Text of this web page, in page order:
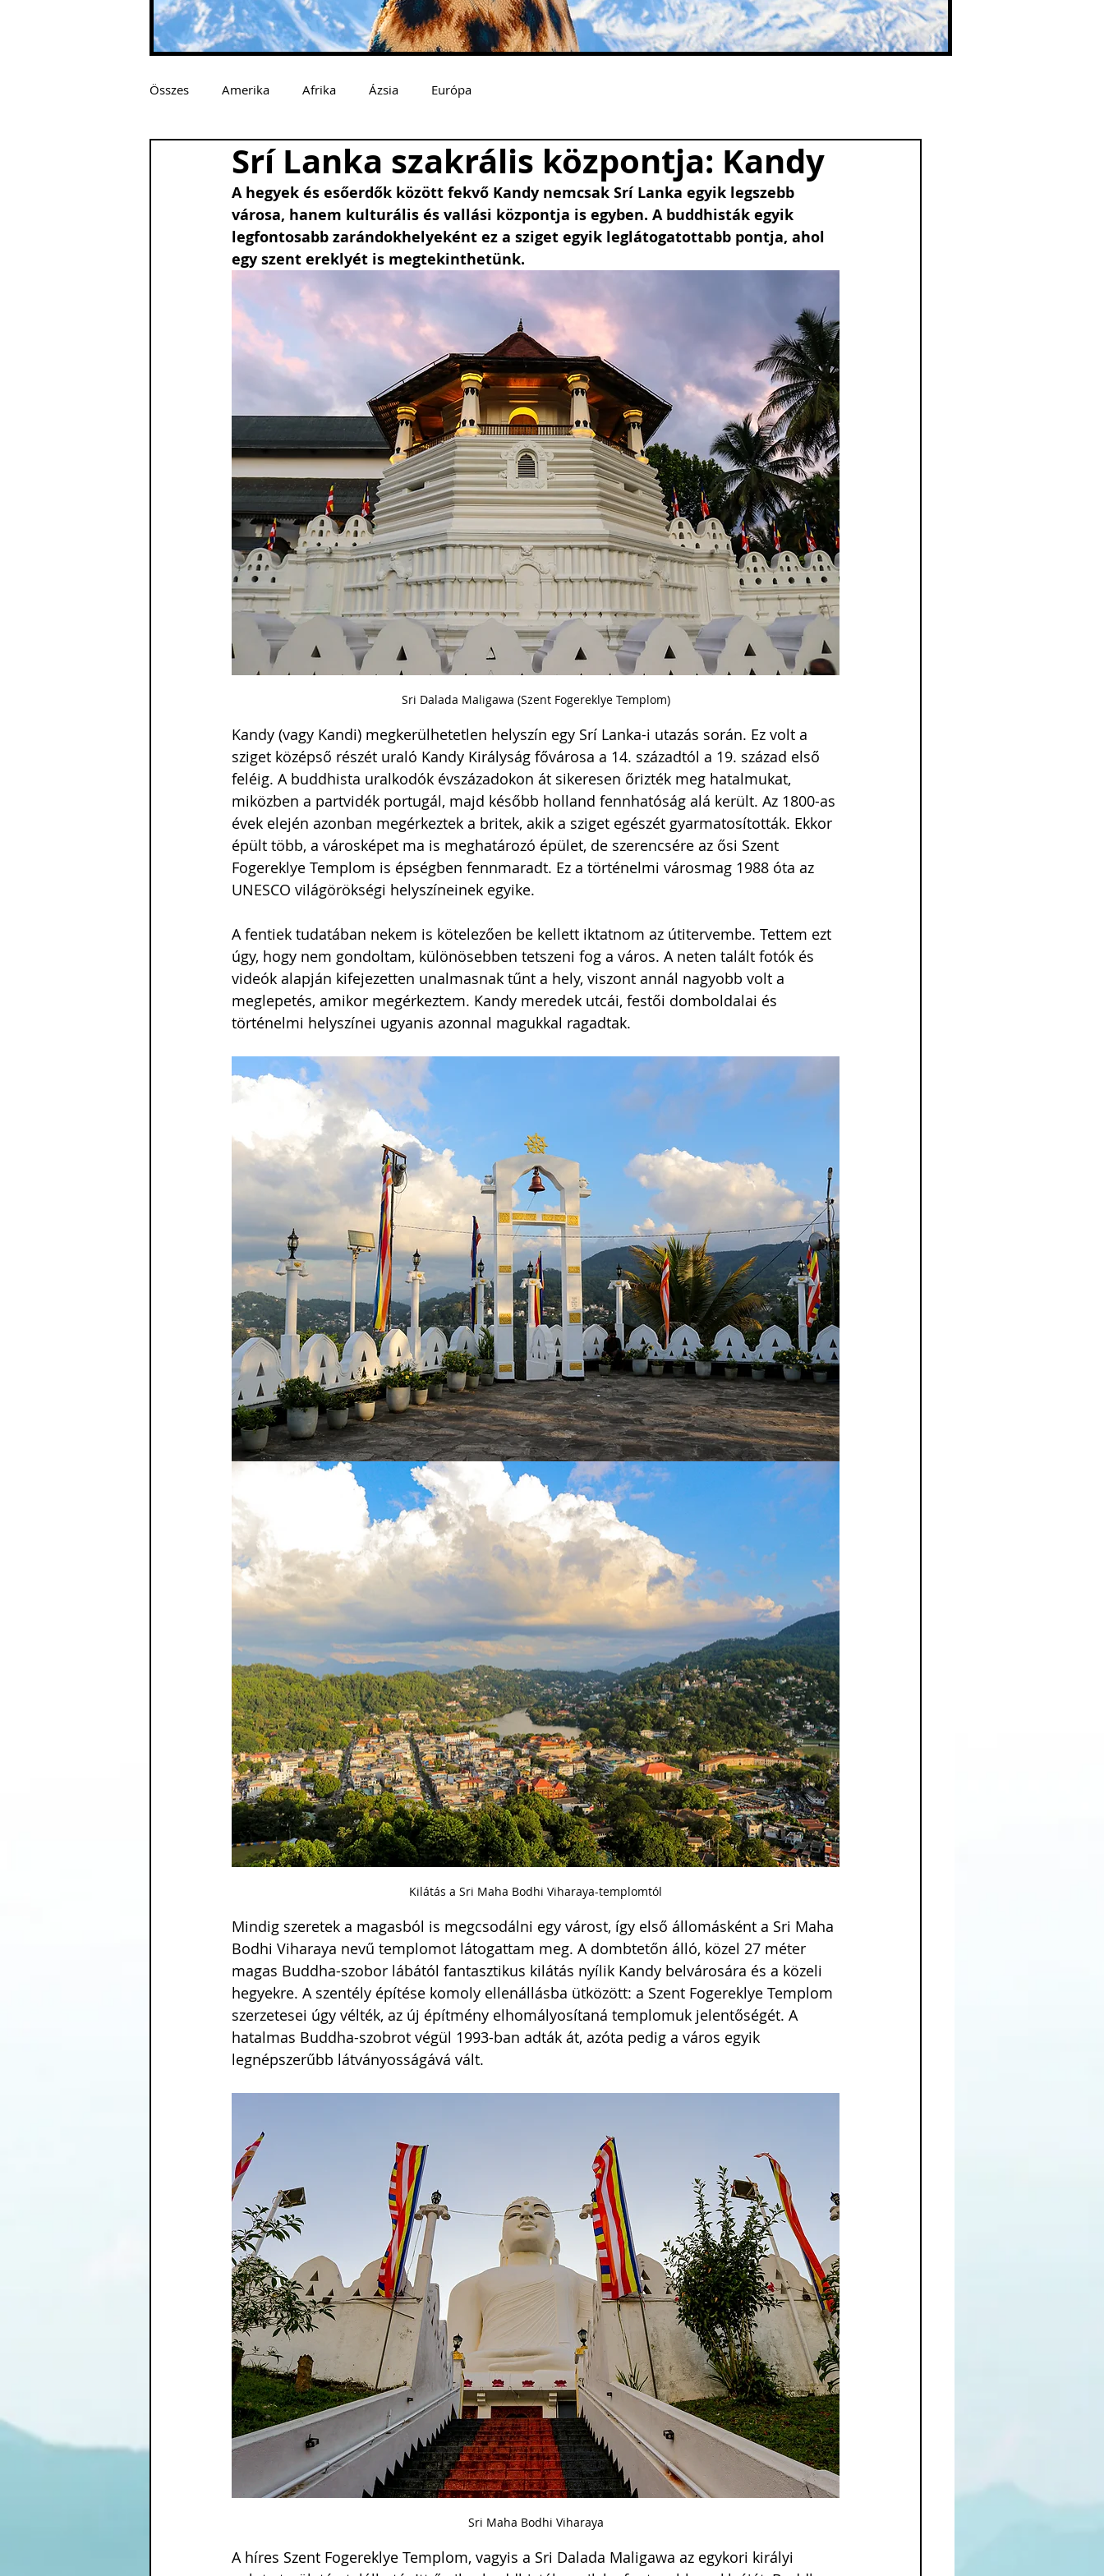
Összes Amerika Afrika Ázsia Európa
Srí Lanka szakrális központja: Kandy
A hegyek és esőerdők között fekvő Kandy nemcsak Srí Lanka egyik legszebb
városa, hanem kulturális és vallási központja is egyben. A buddhisták egyik
legfontosabb zarándokhelyeként ez a sziget egyik leglátogatottabb pontja, ahol
egy szent ereklyét is megtekinthetünk.
Sri Dalada Maligawa (Szent Fogereklye Templom)
Kandy (vagy Kandi) megkerülhetetlen helyszín egy Srí Lanka-i utazás során. Ez volt a
sziget középső részét uraló Kandy Királyság fővárosa a 14. századtól a 19. század első
feléig. A buddhista uralkodók évszázadokon át sikeresen őrizték meg hatalmukat,
miközben a partvidék portugál, majd később holland fennhatóság alá került. Az 1800-as
évek elején azonban megérkeztek a britek, akik a sziget egészét gyarmatosították. Ekkor
épült több, a városképet ma is meghatározó épület, de szerencsére az ősi Szent
Fogereklye Templom is épségben fennmaradt. Ez a történelmi városmag 1988 óta az
UNESCO világörökségi helyszíneinek egyike.
A fentiek tudatában nekem is kötelezően be kellett iktatnom az útitervembe. Tettem ezt
úgy, hogy nem gondoltam, különösebben tetszeni fog a város. A neten talált fotók és
videók alapján kifejezetten unalmasnak tűnt a hely, viszont annál nagyobb volt a
meglepetés, amikor megérkeztem. Kandy meredek utcái, festői domboldalai és
történelmi helyszínei ugyanis azonnal magukkal ragadtak.
Kilátás a Sri Maha Bodhi Viharaya-templomtól
Mindig szeretek a magasból is megcsodálni egy várost, így első állomásként a Sri Maha
Bodhi Viharaya nevű templomot látogattam meg. A dombtetőn álló, közel 27 méter
magas Buddha-szobor lábától fantasztikus kilátás nyílik Kandy belvárosára és a közeli
hegyekre. A szentély építése komoly ellenállásba ütközött: a Szent Fogereklye Templom
szerzetesei úgy vélték, az új építmény elhomályosítaná templomuk jelentőségét. A
hatalmas Buddha-szobrot végül 1993-ban adták át, azóta pedig a város egyik
legnépszerűbb látványosságává vált.
Sri Maha Bodhi Viharaya
A híres Szent Fogereklye Templom, vagyis a Sri Dalada Maligawa az egykori királyi